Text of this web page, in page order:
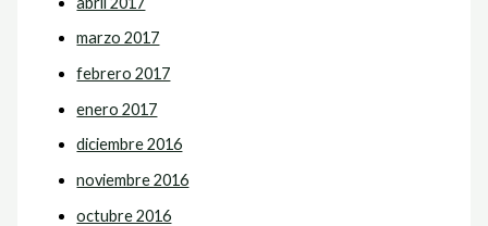
marzo 2017
febrero 2017
enero 2017
diciembre 2016
noviembre 2016
octubre 2016